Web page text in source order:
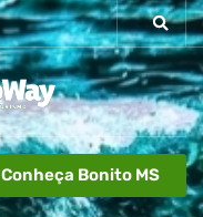
Conheça Bonito MS